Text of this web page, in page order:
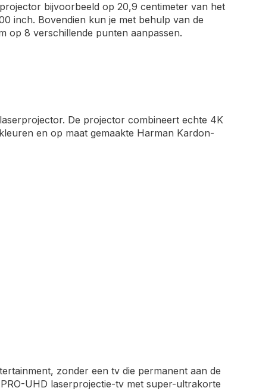
bijvoorbeeld op 20,9 centimeter van het
inch. Bovendien kun je met behulp van de
op 8 verschillende punten aanpassen.
De projector combineert echte 4K
en op maat gemaakte Harman Kardon-
zonder een tv die permanent aan de
UHD laserprojectie-tv met super-ultrakorte